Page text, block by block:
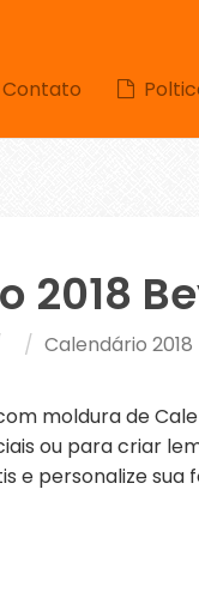
Contato
2018
Calendário
moldura de
ou para criar
e personalize sua